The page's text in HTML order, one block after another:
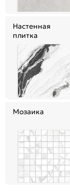
Настенная
плитка
Мозаика